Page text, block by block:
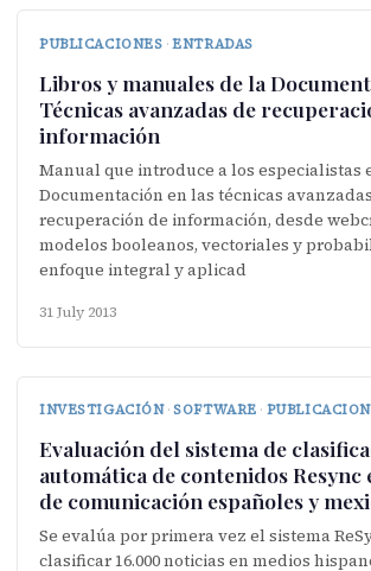
PUBLICACIONES · ENTRADAS
Libros y manuales de la
Técnicas avanzadas de
información
Manual que introduce a los especialistas
Documentación en las técnicas
recuperación de información, desde
modelos booleanos, vectoriales y
enfoque integral y aplicad
31 July 2013
INVESTIGACIÓN · SOFTWARE ·
Evaluación del sistema de
automática de contenidos Resync
de comunicación españoles y
Se evalúa por primera vez el sistema
clasificar 16.000 noticias en medios